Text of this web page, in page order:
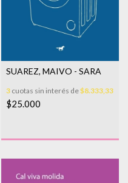
SUAREZ, MAIVO - SARA
3 cuotas sin interés de$8.333,33
$25.000